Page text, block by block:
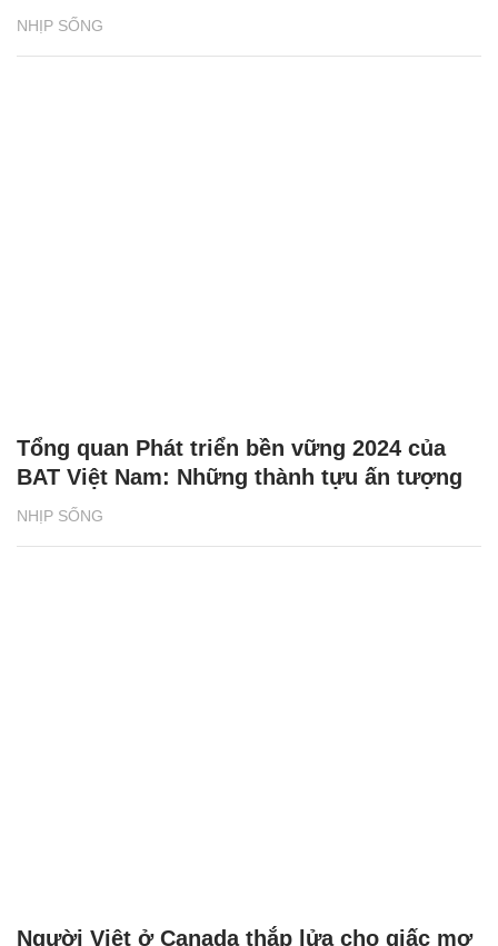
NHỊP SỐNG
NHỊP SỐNG
Tổng quan Phát triển bền vững 2024 của
BAT Việt Nam: Những thành tựu ấn tượng
Người Việt ở Canada thắp lửa cho giấc mơ